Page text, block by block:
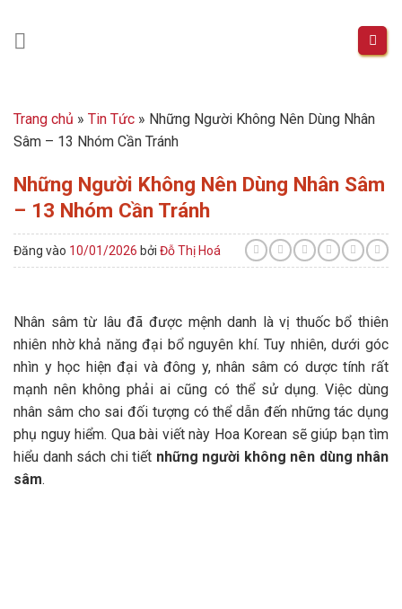
content
Trang chủ » Tin Tức » Những Người Không Nên Dùng Nhân
Sâm – 13 Nhóm Cần Tránh
Những Người Không Nên Dùng Nhân Sâm
– 13 Nhóm Cần Tránh
Đăng vào 10/01/2026 bởi Đỗ Thị Hoá
Nhân sâm từ lâu đã được mệnh danh là vị thuốc bổ thiên
nhiên nhờ khả năng đại bổ nguyên khí. Tuy nhiên, dưới góc
nhìn y học hiện đại và đông y, nhân sâm có dược tính rất
mạnh nên không phải ai cũng có thể sử dụng. Việc dùng
nhân sâm cho sai đối tượng có thể dẫn đến những tác dụng
phụ nguy hiểm. Qua bài viết này Hoa Korean sẽ giúp bạn tìm
hiểu danh sách chi tiết những người không nên dùng nhân
sâm.